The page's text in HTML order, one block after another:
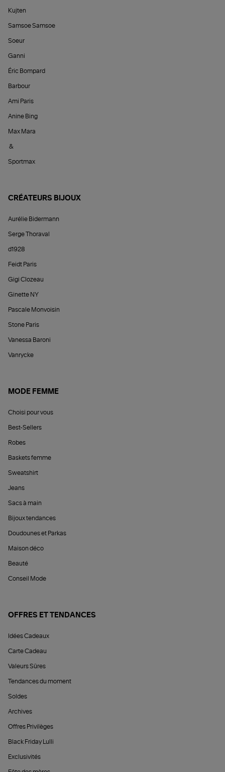
Kujten
Samsoe Samsoe
Soeur
Ganni
Éric Bompard
Barbour
Ami Paris
Anine Bing
Max Mara
&
Sportmax
CRÉATEURS BIJOUX
Aurélie Bidermann
Serge Thoraval
d1928
Feidt Paris
Gigi Clozeau
Ginette NY
Pascale Monvoisin
Stone Paris
Vanessa Baroni
Vanrycke
MODE FEMME
Choisi pour vous
Best-Sellers
Robes
Baskets femme
Sweatshirt
Jeans
Sacs à main
Bijoux tendances
Doudounes et Parkas
Maison déco
Beauté
Conseil Mode
OFFRES ET TENDANCES
Idées Cadeaux
Carte Cadeau
Valeurs Sûres
Tendances du moment
Soldes
Archives
Offres Privilèges
Black Friday Lulli
Exclusivités